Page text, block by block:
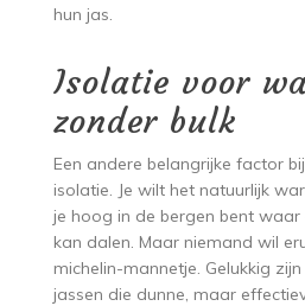
hun jas.
Isolatie voor
zonder bulk
Een andere belangrijke factor
isolatie. Je wilt het natuurlijk
je hoog in de bergen bent
kan dalen. Maar niemand wil
michelin-mannetje. Gelukkig
jassen die dunne, maar